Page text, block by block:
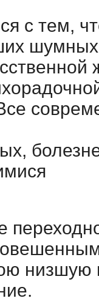
с тем,
шумных
низшую